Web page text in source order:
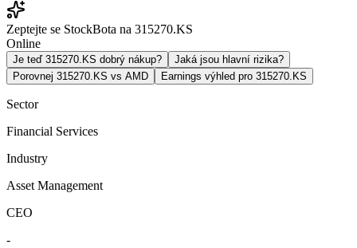
Zeptejte se StockBota na 315270.KS
Online
Je teď 315270.KS dobrý nákup?
Jaká jsou hlavní rizika?
Porovnej 315270.KS vs AMD
Earnings výhled pro 315270.KS
Sector
Financial Services
Industry
Asset Management
CEO
-